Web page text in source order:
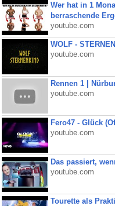
Wer hat in 1
berraschende
youtube.com
WOLF -
youtube.com
Rennen 1 |
youtube.com
Fero47 - Glück
youtube.com
Das passiert,
youtube.com
Tourette als